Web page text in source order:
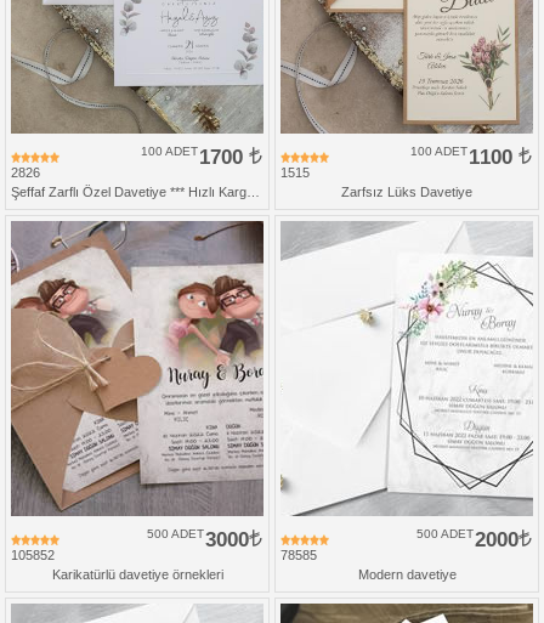
2826
1700
100 ADET
1515
1100
100 ADET
Zarfsız Lüks Davetiye
105852
3000
500 ADET
Karikatürlü davetiye örnekleri
78585
2000
500 ADET
Modern davetiye